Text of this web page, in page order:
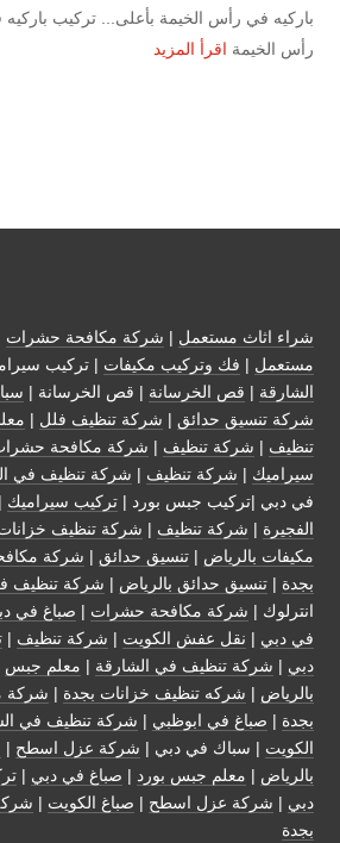
باركيه في رأس الخيمة بأعلى... تركيب
رأس الخيمة اقرأ المزيد
شراء اثاث مستعمل | شركة مكافحة حشرات
مستعمل | فك وتركيب مكيفات | تركيب
الشارقة | قص الخرسانة | قص الخرسانة |
شركة تنسيق حدائق | شركة تنظيف فلل |
تنظيف | شركة تنظيف | شركة مكافحة
سيراميك | شركة تنظيف | شركة تنظيف في
في دبي |تركيب جبس بورد | تركيب سيراميك |
الفجيرة | شركة تنظيف | شركة تنظيف
مكيفات بالرياض | تنسيق حدائق | شركة
بجدة | تنسيق حدائق بالرياض | شركة تنظيف
انترلوك | شركة مكافحة حشرات | صباغ في
في دبي | نقل عفش الكويت | شركة تنظيف |
دبي | شركة تنظيف في الشارقة | معلم جبس
بالرياض | شركه تنظيف خزانات بجدة | شركة
بجدة | صباغ في ابوظبي | شركة تنظيف في
الكويت | سباك في دبي | شركة عزل اسطح |
بالرياض | معلم جبس بورد | صباغ في دبي |
دبي | شركة عزل اسطح | صباغ الكويت |
بجدة